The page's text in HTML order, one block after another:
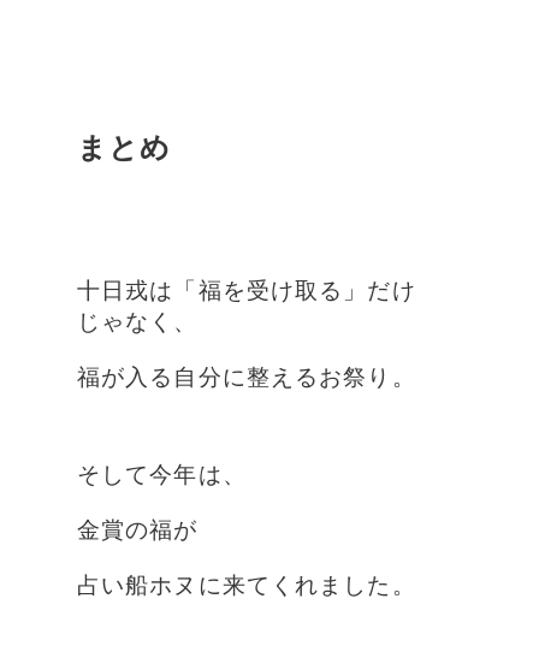
まとめ
十日戎は「福を受け取る」だけ
じゃなく、
福が入る自分に整えるお祭り。
そして今年は、
金賞の福が
占い船ホヌに来てくれました。